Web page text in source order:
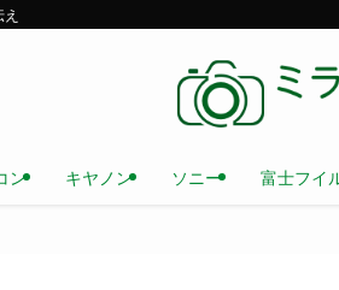
ン キヤノン ソニー 富士フイ